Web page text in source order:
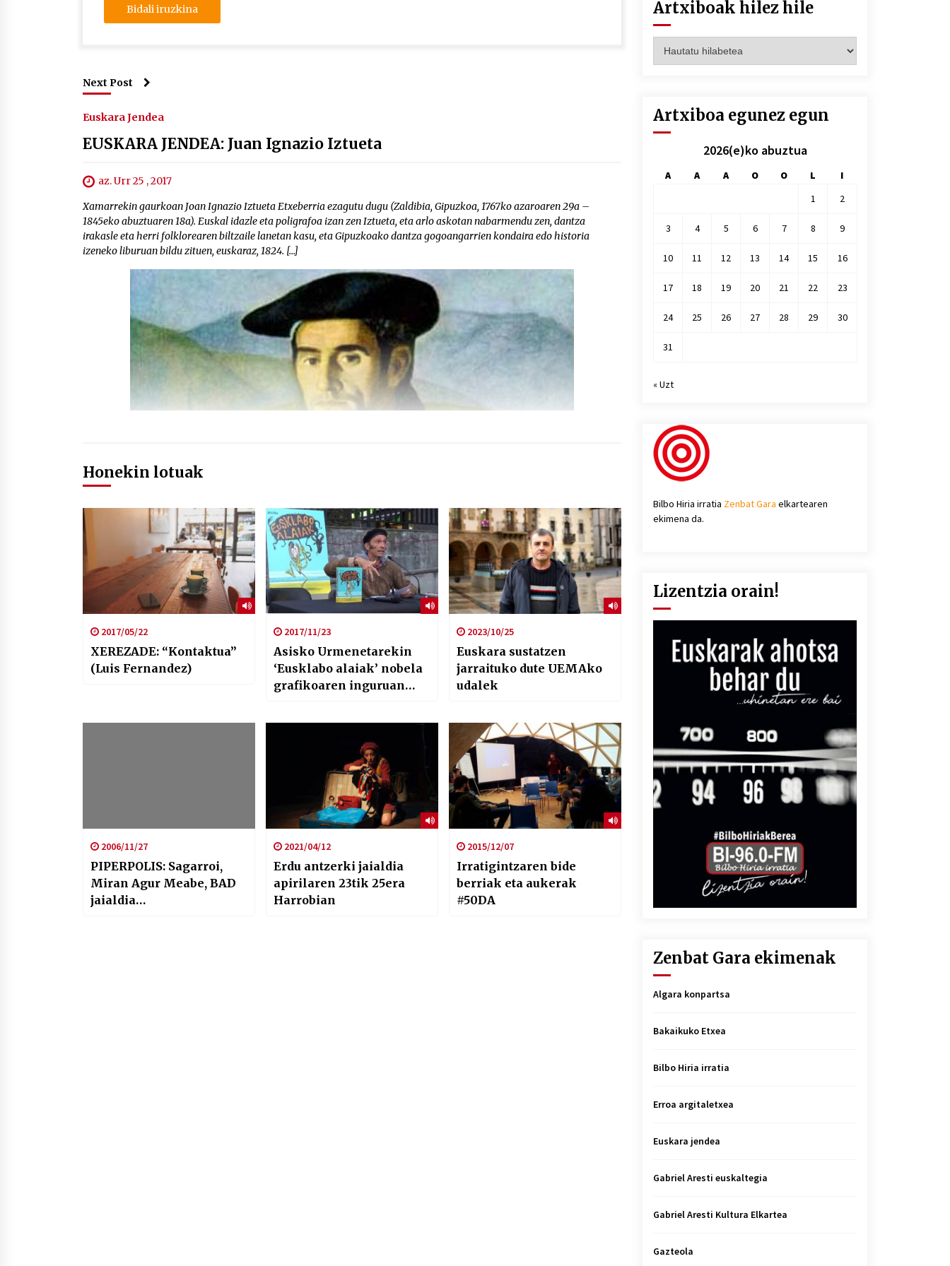
Next Post
Euskara Jendea
EUSKARA JENDEA: Juan Ignazio Iztueta
az. Urr 25 , 2017
Xamarrekin gaurkoan Joan Ignazio Iztueta Etxeberria ezagutu dugu (Zaldibia, Gipuzkoa, 1767ko azaroaren 29a –
1845eko abuztuaren 18a). Euskal idazle eta poligrafoa izan zen Iztueta, eta arlo askotan nabarmendu zen, dantza
irakasle eta herri folklorearen biltzaile lanetan kasu, eta Gipuzkoako dantza gogoangarrien kondaira edo historia
izeneko liburuan bildu zituen, euskaraz, 1824. […]
Honekin lotuak
2017/05/22
XEREZADE: “Kontaktua”
(Luis Fernandez)
2017/11/23
Asisko Urmenetarekin
‘Eusklabo alaiak’ nobela
grafikoaren inguruan
2023/10/25
Euskara sustatzen
jarraituko dute UEMAko
udalek
2006/11/27
PIPERPOLIS: Sagarroi,
Miran Agur Meabe, BAD
jaialdia…
2021/04/12
Erdu antzerki jaialdia
apirilaren 23tik 25era
Harrobian
2015/12/07
Irratigintzaren bide
berriak eta aukerak
#50DA
Artxiboak hilez hile
hilez
Artxiboa egunez egun
2026(e)ko abuztua
A A A O O L
I
1
2
3 4 5 6 7 8 9
10 11 12 13 14 15 16
17 18 19 20 21 22 23
24 25 26 27 28 29 30
31
« Uzt
Bilbo Hiria irratia Zenbat Gara elkartearen
ekimena da.
Lizentzia orain!
Zenbat Gara ekimenak
Algara konpartsa
Bakaikuko Etxea
Bilbo Hiria irratia
Erroa argitaletxea
Euskara jendea
Gabriel Aresti euskaltegia
Gabriel Aresti Kultura Elkartea
Gazteola